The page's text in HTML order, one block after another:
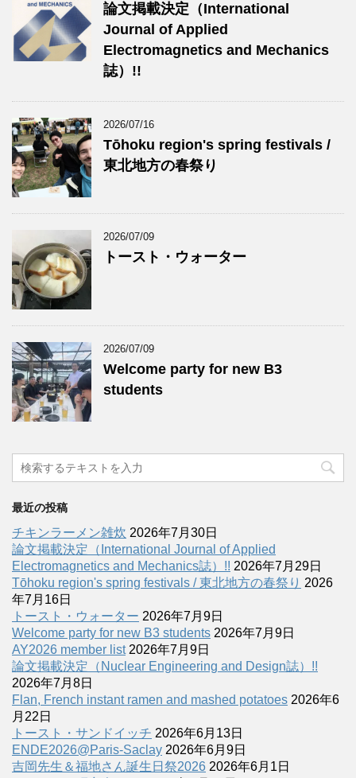
論文掲載決定（International
Journal of Applied
Electromagnetics and Mechanics
誌）!!
2026/07/16
Tōhoku region's spring festivals /
東北地方の春祭り
2026/07/09
トースト・ウォーター
2026/07/09
Welcome party for new B3
students
最近の投稿
チキンラーメン雑炊 2026年7月30日
論文掲載決定（International Journal of Applied
Electromagnetics and Mechanics誌）!! 2026年7月29日
Tōhoku region's spring festivals / 東北地方の春祭り 2026
年7月16日
トースト・ウォーター 2026年7月9日
Welcome party for new B3 students 2026年7月9日
AY2026 member list 2026年7月9日
論文掲載決定（Nuclear Engineering and Design誌）!!
2026年7月8日
Flan, French instant ramen and mashed potatoes 2026年6
月22日
トースト・サンドイッチ 2026年6月13日
ENDE2026@Paris-Saclay 2026年6月9日
吉岡先生＆福地さん誕生日祭2026 2026年6月1日